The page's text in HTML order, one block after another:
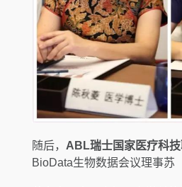
随后， ABL瑞士国家医疗科
BioData生物数据会议理事苏